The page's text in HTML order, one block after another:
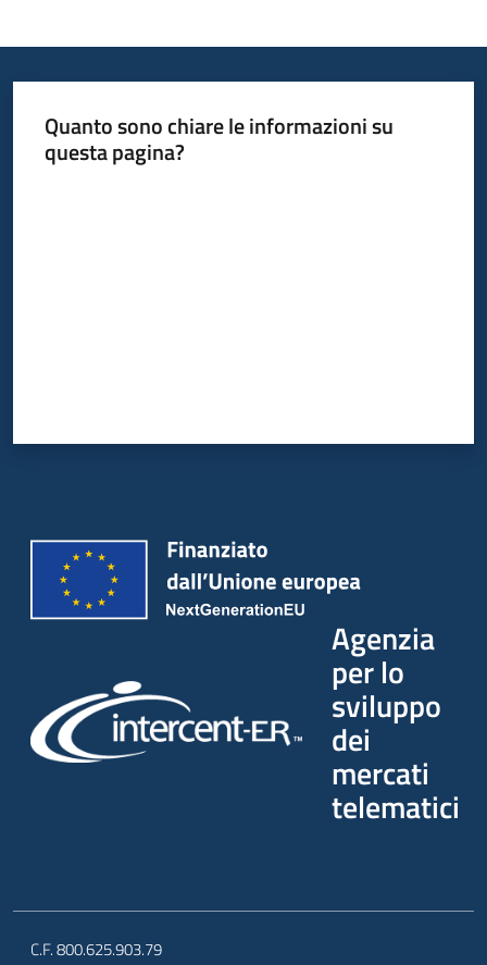
Quanto sono chiare le informazioni su
questa pagina?
Agenzia
per lo
sviluppo
dei
mercati
telematici
C.F. 800.625.903.79